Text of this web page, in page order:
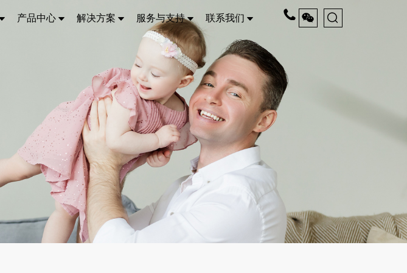
产品中心 解决方案 服务与支持 联系我们